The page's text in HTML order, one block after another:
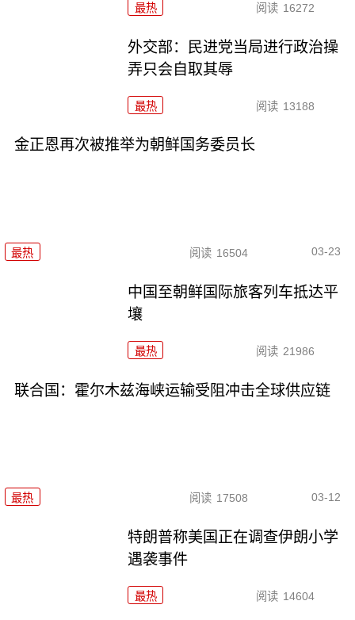
最热 阅读 16272
外交部：民进党当局进行政治操
弄只会自取其辱
最热 阅读 13188
金正恩再次被推举为朝鲜国务委员长
最热 阅读 16504 03-23
中国至朝鲜国际旅客列车抵达平
壤
最热 阅读 21986
联合国：霍尔木兹海峡运输受阻冲击全球供应链
最热 阅读 17508 03-12
特朗普称美国正在调查伊朗小学
遇袭事件
最热 阅读 14604